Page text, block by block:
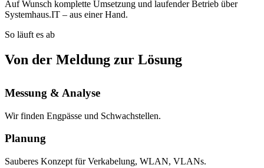
Auf Wunsch komplette Umsetzung und laufender Betrieb über
Systemhaus.IT – aus einer Hand.
So läuft es ab
Von der Meldung zur Lösung
Messung & Analyse
Wir finden Engpässe und Schwachstellen.
Planung
Sauberes Konzept für Verkabelung, WLAN, VLANs.